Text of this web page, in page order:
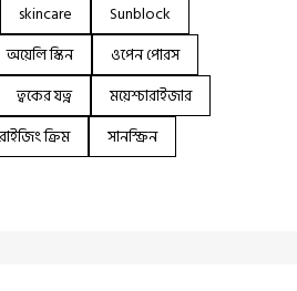
skincare
Sunblock
অয়েলি স্কিন
ওপেন পোরস
ত্বকের যত্ন
ময়েশ্চারাইজার
ক্রিম
সানস্ক্রিন